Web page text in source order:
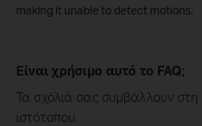
making it unable to detect motions.
Είναι χρήσιμο αυτό το FAQ;
Τα σχόλιά σας συμβάλλουν
ιστότοπου.